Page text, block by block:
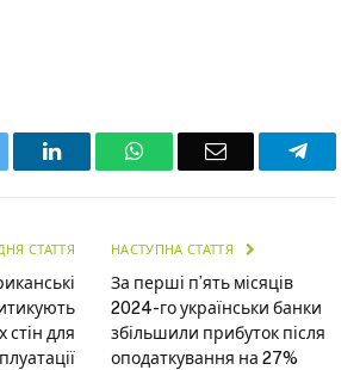
LinkedInWhatsAppEmail
СТАТТЯ
стін для
НАСТУПНА СТАТТЯ
За перші п’ять місяців
2024-го українськи банки
збільшили прибуток після
оподаткування на 27%